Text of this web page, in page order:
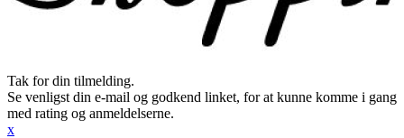
Tak for din tilmelding.
Se venligst din e-mail og godkend linket, for at kunne komme i gang
med rating og anmeldelserne.
x